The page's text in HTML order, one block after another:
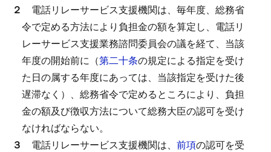
２ 電話リレーサービス支援機関は、毎年度、総務省
令で定める方法により負担金の額を算定し、電話リ
レーサービス支援業務諮問委員会の議を経て、当該
年度の開始前に（第二十条の規定による指定を受け
た日の属する年度にあっては、当該指定を受けた後
遅滞なく）、総務省令で定めるところにより、負担
金の額及び徴収方法について総務大臣の認可を受け
なければならない。
３ 電話リレーサービス支援機関は、 前項の認可を受